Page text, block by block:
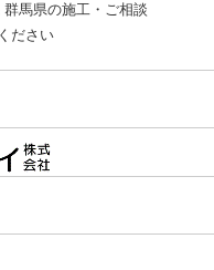
馬県の施工・ご相談
ださい